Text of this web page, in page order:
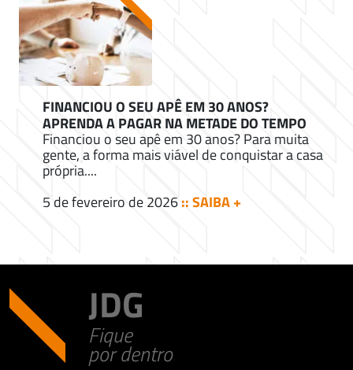
FINANCIOU O SEU APÊ EM 30 ANOS?
APRENDA A PAGAR NA METADE DO TEMPO
Financiou o seu apê em 30 anos? Para muita
gente, a forma mais viável de conquistar a casa
própria....
5 de fevereiro de 2026:: SAIBA +
JDG
Fique
por dentro